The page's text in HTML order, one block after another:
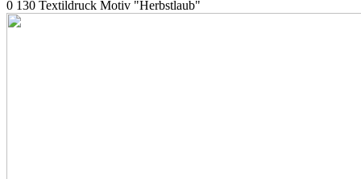
0 130 Textildruck Motiv "Herbstlaub"